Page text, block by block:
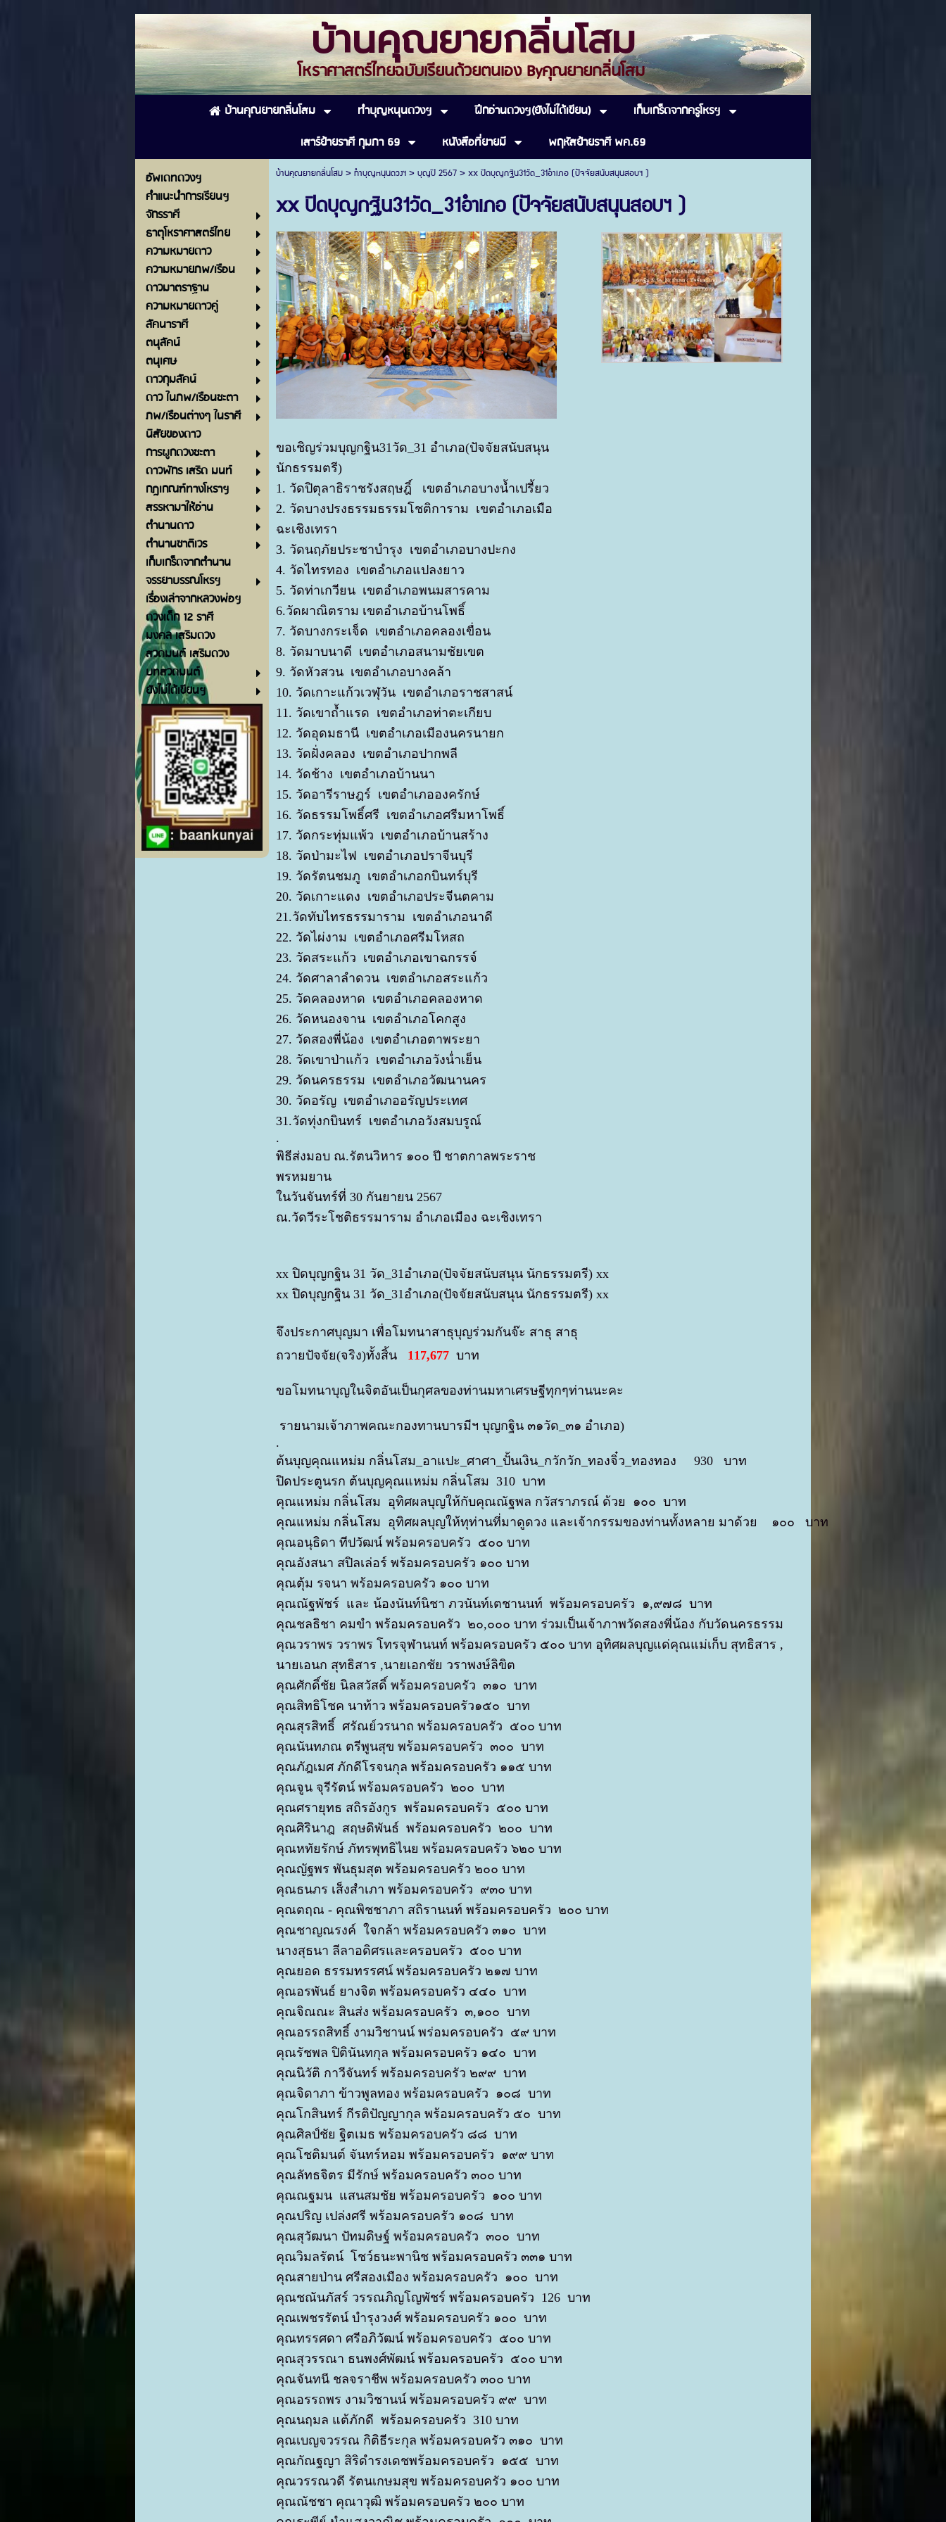
บ้านคุณยายกลิ่นโสม
โหราศาสตร์ไทยฉบับเรียนด้วยตนเอง Byคุณยายกลิ่นโสม
บ้านคุณยายกลิ่นโสม ทำบุญหนุนดวงฯ ฝึกอ่านดวงฯ(ยังไม่ได้เขียน)
เก็บเกร็ดจากครูโหรฯ
เสาร์ย้ายราศี กุมภา 69
หนังสือที่ยายมี
พฤหัสย้ายราศี พค.69
อัพเดทดวงฯ
คำแนะนำการเรียนฯ
จักรราศี
ธาตุโหราศาสตร์ไทย
ความหมายดาว
ความหมายภพ/เรือน
ดาวมาตราฐาน
ความหมายดาวคู่
ลัคนาราศี
ตนุลัคน์
ตนุเศษ
ดาวกุมลัคน์
ดาว ในภพ/เรือนชะตา
ภพ/เรือนต่างๆ ในราศี
นิสัยของดาว
การผูกดวงชะตา
ดาวพักร เสริด มนท์
กฎเกณฑ์ทางโหราฯ
สรรหามาให้อ่าน
ตำนานดาว
ตำนานซาติเวร
เก็บเกร็ดจากตำนาน
จรรยาบรรณโหรฯ
เรื่องเล่าจากหลวงพ่อฯ
ดวงเด็ก 12 ราศี
มงคล เสริมดวง
สวดมนต์ เสริมดวง
บทสวดมนต์
ยังไม่ได้เขียนฯ
บ้านคุณยายกลิ่นโสม>ทำบุญหนุนดวงฯ>บุญปี 2567>xx ปิดบุญกฐิน31วัด_31อำเภอ (ปัจจัยสนับสนุนสอบฯ )
xx ปิดบุญกฐิน31วัด_31อำเภอ (ปัจจัยสนับสนุนสอบฯ )
ขอเชิญร่วมบุญกฐิน31วัด_31 อำเภอ(ปัจจัยสนับสนุน
นักธรรมตรี)
1. วัดปิตุลาธิราชรังสฤษฎิ์ เขตอำเภอบางน้ำเปรี้ยว
2. วัดบางปรงธรรมธรรมโชติการาม เขตอำเภอเมือ
ฉะเชิงเทรา
3. วัดนฤภัยประชาบำรุง เขตอำเภอบางปะกง
4. วัดไทรทอง เขตอำเภอแปลงยาว
5. วัดท่าเกวียน เขตอำเภอพนมสารคาม
6.วัดผาณิตราม เขตอำเภอบ้านโพธิ์
7. วัดบางกระเจ็ด เขตอำเภอคลองเขื่อน
8. วัดมาบนาดี เขตอำเภอสนามชัยเขต
9. วัดหัวสวน เขตอำเภอบางคล้า
10. วัดเกาะแก้วเวฬุวัน เขตอำเภอราชสาสน์
11. วัดเขาถ้ำแรด เขตอำเภอท่าตะเกียบ
12. วัดอุดมธานี เขตอำเภอเมืองนครนายก
13. วัดฝั่งคลอง เขตอำเภอปากพลี
14. วัดช้าง เขตอำเภอบ้านนา
15. วัดอารีราษฎร์ เขตอำเภอองครักษ์
16. วัดธรรมโพธิ์ศรี เขตอำเภอศรีมหาโพธิ์
17. วัดกระทุ่มแพ้ว เขตอำเภอบ้านสร้าง
18. วัดป่ามะไฟ เขตอำเภอปราจีนบุรี
19. วัดรัตนชมภู เขตอำเภอกบินทร์บุรี
20. วัดเกาะแดง เขตอำเภอประจีนตคาม
21.วัดทับไทรธรรมาราม เขตอำเภอนาดี
22. วัดไผ่งาม เขตอำเภอศรีมโหสถ
23. วัดสระแก้ว เขตอำเภอเขาฉกรรจ์
24. วัดศาลาลำดวน เขตอำเภอสระแก้ว
25. วัดคลองหาด เขตอำเภอคลองหาด
26. วัดหนองจาน เขตอำเภอโคกสูง
27. วัดสองพี่น้อง เขตอำเภอตาพระยา
28. วัดเขาป่าแก้ว เขตอำเภอวังน่ำเย็น
29. วัดนครธรรม เขตอำเภอวัฒนานคร
30. วัดอรัญ เขตอำเภออรัญประเทศ
31.วัดทุ่งกบินทร์ เขตอำเภอวังสมบรูณ์
.
พิธีส่งมอบ ณ.รัตนวิหาร ๑๐๐ ปี ชาตกาลพระราช
พรหมยาน
ในวันจันทร์ที่ 30 กันยายน 2567
ณ.วัดวีระโชติธรรมาราม อำเภอเมือง ฉะเชิงเทรา
xx ปิดบุญกฐิน 31 วัด_31อำเภอ(ปัจจัยสนับสนุน นักธรรมตรี) xx
xx ปิดบุญกฐิน 31 วัด_31อำเภอ(ปัจจัยสนับสนุน นักธรรมตรี) xx
จึงประกาศบุญมา เพื่อโมทนาสาธุบุญร่วมกันจ๊ะ สาธุ สาธุ
ถวายปัจจัย(จริง)ทั้งสิ้น 117,677 บาท
ขอโมทนาบุญในจิตอันเป็นกุศลของท่านมหาเศรษฐีทุกๆท่านนะคะ
รายนามเจ้าภาพคณะกองทานบารมีฯ บุญกฐิน ๓๑วัด_๓๑ อำเภอ)
.
ต้นบุญคุณแหม่ม กลิ่นโสม_อาแปะ_ศาศา_ปั้นเงิน_กวักวัก_ทองจิ๋ว_ทองทอง 930 บาท
ปิดประตูนรก ต้นบุญคุณแหม่ม กลิ่นโสม 310 บาท
คุณแหม่ม กลิ่นโสม อุทิศผลบุญให้กับคุณณัฐพล กวัสราภรณ์ ด้วย ๑๐๐ บาท
คุณแหม่ม กลิ่นโสม อุทิศผลบุญให้ทุท่านที่มาดูดวง และเจ้ากรรมของท่านทั้งหลาย มาด้วย ๑๐๐ บาท
คุณอนุธิดา ทีปวัฒน์ พร้อมครอบครัว ๕๐๐ บาท
คุณอังสนา สปิลเล่อร์ พร้อมครอบครัว ๑๐๐ บาท
คุณตุ้ม รจนา พร้อมครอบครัว ๑๐๐ บาท
คุณณัฐพัชร์ และ น้องนันท์นิชา ภวนันท์เตชานนท์ พร้อมครอบครัว ๑,๙๗๘ บาท
คุณชลธิชา คมขำ พร้อมครอบครัว ๒๐,๐๐๐ บาท ร่วมเป็นเจ้าภาพวัดสองพี่น้อง กับวัดนครธรรม
คุณวราพร วราพร โทรจุฬานนท์ พร้อมครอบครัว ๕๐๐ บาท อุทิศผลบุญแด่คุณแม่เก็บ สุทธิสาร ,
นายเอนก สุทธิสาร ,นายเอกชัย วราพงษ์ลิขิต
คุณศักดิ์ชัย นิลสวัสดิ์ พร้อมครอบครัว ๓๑๐ บาท
คุณสิทธิโชค นาท้าว พร้อมครอบครัว๑๕๐ บาท
คุณสุรสิทธิ์ ศรัณย์วรนาถ พร้อมครอบครัว ๕๐๐ บาท
คุณนันทภณ ตรีพูนสุข พร้อมครอบครัว ๓๐๐ บาท
คุณภัฎเมศ ภักดีโรจนกุล พร้อมครอบครัว ๑๑๕ บาท
คุณจูน จุรีรัตน์ พร้อมครอบครัว ๒๐๐ บาท
คุณศรายุทธ สถิรอังกูร พร้อมครอบครัว ๕๐๐ บาท
คุณศิรินาฎ สฤษดิพันธ์ พร้อมครอบครัว ๒๐๐ บาท
คุณหทัยรักษ์ ภัทรพุทธิไนย พร้อมครอบครัว ๖๒๐ บาท
คุณญัฐพร พันธุมสุต พร้อมครอบครัว ๒๐๐ บาท
คุณธนภร เส็งสำเภา พร้อมครอบครัว ๙๓๐ บาท
คุณตฤณ - คุณพิชชาภา สถิรานนท์ พร้อมครอบครัว ๒๐๐ บาท
คุณชาญณรงค์ ใจกล้า พร้อมครอบครัว ๓๑๐ บาท
นางสุธนา ลีลาอดิศรและครอบครัว ๕๐๐ บาท
คุณยอด ธรรมทรรศน์ พร้อมครอบครัว ๒๑๗ บาท
คุณอรพันธ์ ยางจิต พร้อมครอบครัว ๔๔๐ บาท
คุณจิณณะ สินส่ง พร้อมครอบครัว ๓,๑๐๐ บาท
คุณอรรถสิทธิ์ งามวิชานน์ พร่อมครอบครัว ๕๙ บาท
คุณรัชพล ปิตินันทกุล พร้อมครอบครัว ๑๔๐ บาท
คุณนิวัติ กาวีจันทร์ พร้อมครอบครัว ๒๙๙ บาท
คุณจิดาภา ข้าวพูลทอง พร้อมครอบครัว ๑๐๘ บาท
คุณโกสินทร์ กีรติปัญญากุล พร้อมครอบครัว ๕๐ บาท
คุณศิลป์ชัย ฐิตเมธ พร้อมครอบครัว ๘๘ บาท
คุณโชติมนต์ จันทร์หอม พร้อมครอบครัว ๑๙๙ บาท
คุณลัทธจิตร มีรักษ์ พร้อมครอบครัว ๓๐๐ บาท
คุณณฐมน แสนสมชัย พร้อมครอบครัว ๑๐๐ บาท
คุณปริญ เปล่งศรี พร้อมครอบครัว ๑๐๘ บาท
คุณสุวัฒนา ปัทมดิษฐ์ พร้อมครอบครัว ๓๐๐ บาท
คุณวิมลรัตน์ โชว์ธนะพานิช พร้อมครอบครัว ๓๓๑ บาท
คุณสายป่าน ศรีสองเมือง พร้อมครอบครัว ๑๐๐ บาท
คุณชณันภัสร์ วรรณภิญโญพัชร์ พร้อมครอบครัว 126 บาท
คุณเพชรรัตน์ บำรุงวงศ์ พร้อมครอบครัว ๑๐๐ บาท
คุณทรรศดา ศรีอภิวัฒน์ พร้อมครอบครัว ๕๐๐ บาท
คุณสุวรรณา ธนพงศ์พัฒน์ พร้อมครอบครัว ๕๐๐ บาท
คุณจันทนี ชลจราชีพ พร้อมครอบครัว ๓๐๐ บาท
คุณอรรถพร งามวิชานน์ พร้อมครอบครัว ๙๙ บาท
คุณนฤมล แต้ภักดี พร้อมครอบครัว 310 บาท
คุณเบญจวรรณ กิติธีระกุล พร้อมครอบครัว ๓๑๐ บาท
คุณกัณฐญา สิริดำรงเดชพร้อมครอบครัว ๑๕๕ บาท
คุณวรรณวดี รัตนเกษมสุข พร้อมครอบครัว ๑๐๐ บาท
คุณณัชชา คุณาวุฒิ พร้อมครอบครัว ๒๐๐ บาท